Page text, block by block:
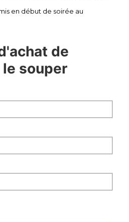
en début de soirée au
de
souper